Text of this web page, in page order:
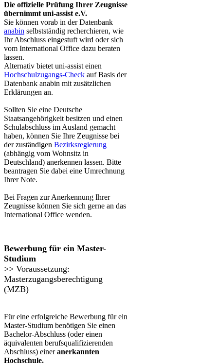
Die offizielle Prüfung Ihrer Zeugnisse
übernimmt uni-assist e.V.
Sie können vorab in der Datenbank
anabin selbstständig recherchieren, wie
Ihr Abschluss eingestuft wird oder sich
vom International Office dazu beraten
lassen.
Alternativ bietet uni-assist einen
Hochschulzugangs-Check auf Basis der
Datenbank anabin mit zusätzlichen
Erklärungen an.
Sollten Sie eine Deutsche
Staatsangehörigkeit besitzen und einen
Schulabschluss im Ausland gemacht
haben, können Sie Ihre Zeugnisse bei
der zuständigen Bezirk​sregierung
(abhängig vom Wohnsitz in
Deutschland) anerkennen lassen. Bitte
beantragen Sie dabei eine Umrechnung
Ihrer Note.
Bei Fragen zur Anerkennung Ihrer
Zeugnisse können Sie sich gerne an das
International Office wenden.
​​​​Bewerbung für ein Master-
Studium
>> Voraussetzung: ​​
Masterzugangsberech​tigung​
(MZB)
​​Für eine erfolgreiche Bewerbung für ein
Master-Studium benötigen Sie einen
Bachelor-Abschluss (oder einen
äquivalenten berufsqualifizierenden
Abschluss) eineranerkannten
Hochschule.